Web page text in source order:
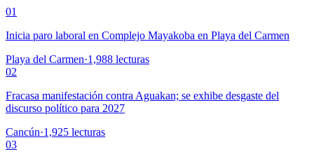
01
Inicia paro laboral en Complejo Mayakoba en Playa del Carmen
Playa del Carmen·1,988 lecturas
02
Fracasa manifestación contra Aguakan; se exhibe desgaste del
discurso político para 2027
Cancún·1,925 lecturas
03